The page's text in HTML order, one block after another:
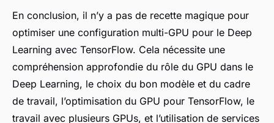
En conclusion, il n’y a pas de recette magique pour
optimiser une configuration multi-GPU pour le Deep
Learning avec TensorFlow. Cela nécessite une
compréhension approfondie du rôle du GPU dans le
Deep Learning, le choix du bon modèle et du cadre
de travail, l’optimisation du GPU pour TensorFlow, le
travail avec plusieurs GPUs, et l’utilisation de services